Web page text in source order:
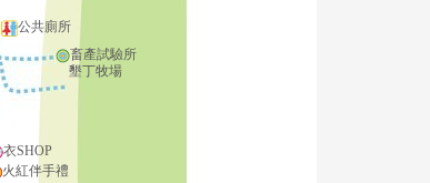
畜產試驗所
墾丁牧場
衣SHOP
火紅伴手禮
公共廁所